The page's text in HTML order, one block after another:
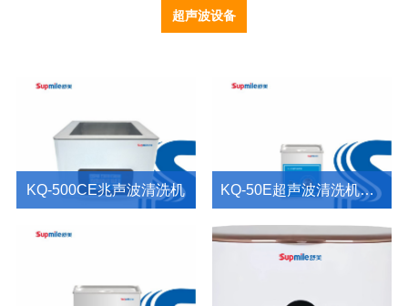
超声波设备
KQ-500CE兆声波清洗机 KQ-50E超声波清洗机产品介绍